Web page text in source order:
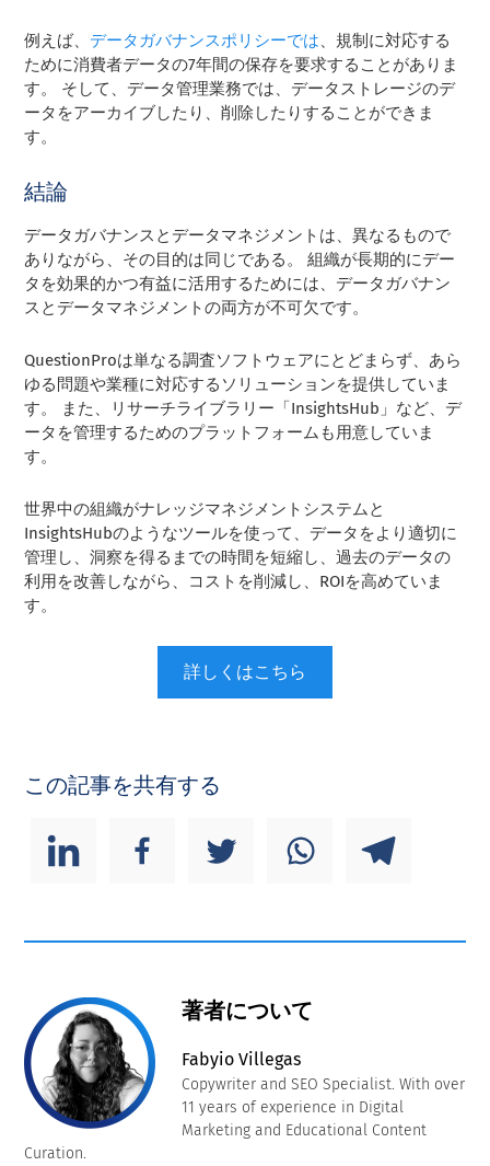
例えば、 データガバナンスポリシーでは、規制に対応する
ために消費者データの7年間の保存を要求することがありま
す。 そして、データ管理業務では、データストレージのデ
ータをアーカイブしたり、削除したりすることができま
す。
結論
データガバナンスとデータマネジメントは、異なるもので
ありながら、その目的は同じである。 組織が長期的にデー
タを効果的かつ有益に活用するためには、データガバナン
スとデータマネジメントの両方が不可欠です。
QuestionProは単なる調査ソフトウェアにとどまらず、あら
ゆる問題や業種に対応するソリューションを提供していま
す。 また、リサーチライブラリー「InsightsHub」など、デ
ータを管理するためのプラットフォームも用意していま
す。
世界中の組織がナレッジマネジメントシステムと
InsightsHubのようなツールを使って、データをより適切に
管理し、洞察を得るまでの時間を短縮し、過去のデータの
利用を改善しながら、コストを削減し、ROIを高めていま
す。
詳しくはこちら
この記事を共有する
著者について
Fabyio Villegas
Copywriter and SEO Specialist. With over
11 years of experience in Digital
Marketing and Educational Content
Curation.